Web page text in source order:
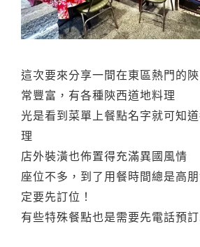
這次要來分享一間在東區熱門的
常豐富，有各種陝西道地料理
光是看到菜單上餐點名字就可知
理
店外裝潢也佈置得充滿異國風情
座位不多，到了用餐時間總是高
定要先訂位！
有些特殊餐點也是需要先電話預